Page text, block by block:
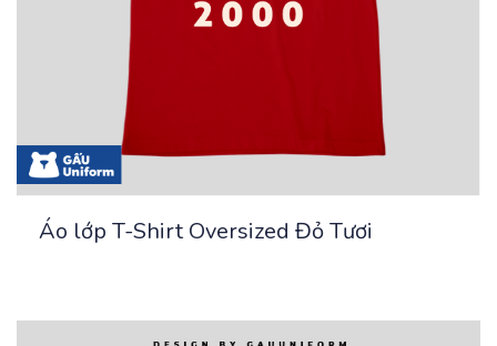
Áo lớp T-Shirt Oversized Đỏ Tươi